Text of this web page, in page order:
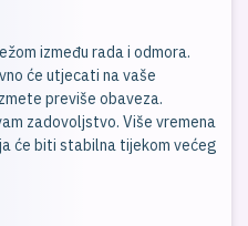
između rada i odmora.
će utjecati na vaše
previše obaveza.
zadovoljstvo. Više vremena
će biti stabilna tijekom većeg